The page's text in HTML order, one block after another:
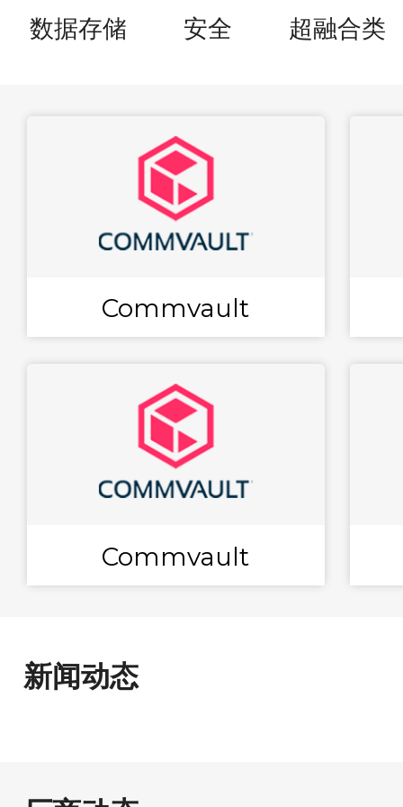
数据存储 安全 超融合类
Commvault
Commvault
新闻动态